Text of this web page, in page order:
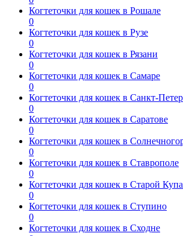
Когтеточки для кошек в Рошале
0
Когтеточки для кошек в Рузе
0
Когтеточки для кошек в Рязани
0
Когтеточки для кошек в Самаре
0
Когтеточки для кошек в Санкт-
0
Когтеточки для кошек в Саратове
0
Когтеточки для кошек в
0
Когтеточки для кошек в Ставрополе
0
Когтеточки для кошек в Старой
0
Когтеточки для кошек в Ступино
0
Когтеточки для кошек в Сходне